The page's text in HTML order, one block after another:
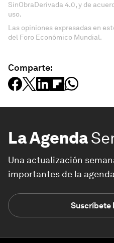
SinObraDerivada 4.0, y de
uso.
Las opiniones expresadas en
del Foro Económico Mundial.
Comparte:
La Agenda
Una actualización
importantes de la
Suscríbete